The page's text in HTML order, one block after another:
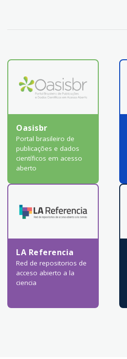
Oasisbr
Portal brasileiro de
publicações e dados
científicos em acesso
aberto
LA Referencia
Red de repositorios de
acceso abierto a la
ciencia